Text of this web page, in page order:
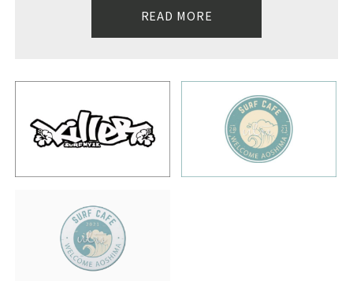
READ MORE